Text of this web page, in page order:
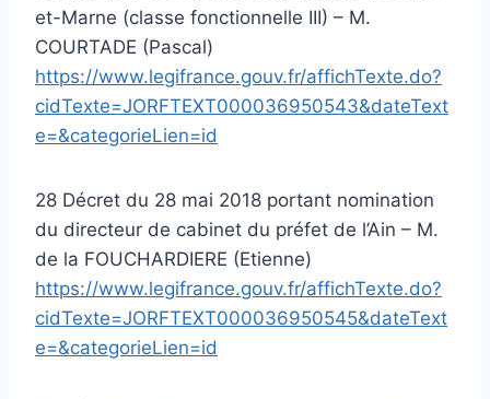
et-Marne (classe fonctionnelle III) – M.
COURTADE (Pascal)
https://www.legifrance.gouv.fr/affichTexte.do?
cidTexte=JORFTEXT000036950543&dateText
e=&categorieLien=id
28 Décret du 28 mai 2018 portant nomination
du directeur de cabinet du préfet de l’Ain – M.
de la FOUCHARDIERE (Etienne)
https://www.legifrance.gouv.fr/affichTexte.do?
cidTexte=JORFTEXT000036950545&dateText
e=&categorieLien=id